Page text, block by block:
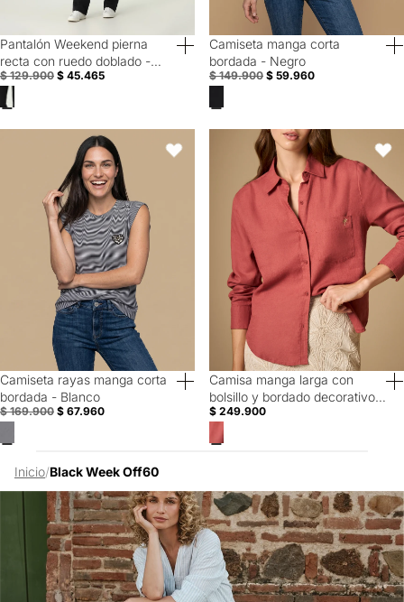
Special Prices
Pantalón Weekend pierna
recta con ruedo doblado -
Negro
$ 129.900 $ 45.465
60% Off
Camiseta manga corta
bordada - Negro
$ 149.900 $ 59.960
Camiseta rayas manga corta bordada - Blanco
60% Off
Camiseta rayas manga corta
bordada - Blanco
$ 169.900 $ 67.960
Favoritos
Camisa manga larga con
Camisa manga larga con
bolsillo y bordado decorativo -
Naranja
$ 249.900
Inicio/Black Week Off60